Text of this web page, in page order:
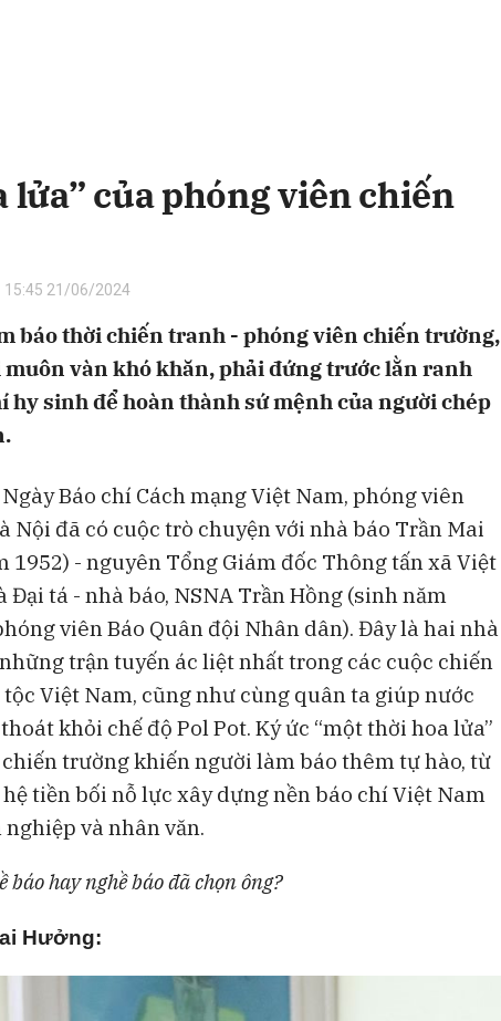
lửa” của phóng viên chiến
15:45 21/06/2024
báo thời chiến tranh - phóng viên chiến trường,
vàn khó khăn, phải đứng trước lằn ranh
hy sinh để hoàn thành sứ mệnh của người chép
Báo chí Cách mạng Việt Nam, phóng viên
Nội đã có cuộc trò chuyện với nhà báo Trần Mai
1952) - nguyên Tổng Giám đốc Thông tấn xã Việt
Đại tá - nhà báo, NSNA Trần Hồng (sinh năm
viên Báo Quân đội Nhân dân). Đây là hai nhà
trận tuyến ác liệt nhất trong các cuộc chiến
Việt Nam, cũng như cùng quân ta giúp nước
khỏi chế độ Pol Pot. Ký ức “một thời hoa lửa”
trường khiến người làm báo thêm tự hào, từ
tiền bối nỗ lực xây dựng nền báo chí Việt Nam
và nhân văn.
báo hay nghề báo đã chọn ông?
Hưởng: